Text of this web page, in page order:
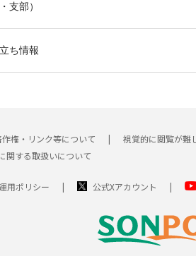
支部）
ち情報
作権・リンク等について
視覚的に閲覧が難
関する取扱いについて
用ポリシー 公式Xアカウント